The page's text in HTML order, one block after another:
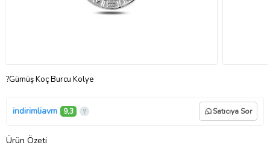
?Gümüş Koç Burcu Kolye
indirimliavm 9,3 Satıcıya Sor
Ürün Özeti